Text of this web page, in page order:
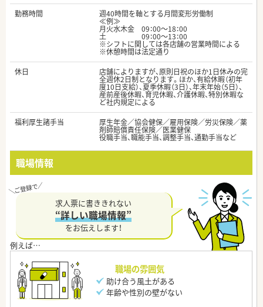
勤務時間
週40時間を軸とする月間変形労働制
≪例≫
月火水木金 09：00～18：00
土 09：00～13：00
※シフトに関しては各店舗の営業時間による
※休憩時間は法定通り
休日
店舗によりますが、原則日祝のほか1日休みの完
全週休2日制となります。ほか、有給休暇（初年
度10日支給）、夏季休暇（3日）、年末年始（5日）、
産前産後休暇、育児休暇、介護休暇、特別休暇な
ど社内規定による
福利厚生諸手当
厚生年金／協会健保／雇用保険／労災保険／薬
剤師賠償責任保険／医業健保
役職手当、職能手当、調整手当、通勤手当など
職場情報
求人票に書ききれない
“詳しい職場情報”
をお伝えします！
職場の雰囲気
助け合う風土がある
年齢や性別の壁がない